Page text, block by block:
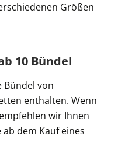
Größen
10 Bündel
Bündel von
enthalten. Wenn
wir Ihnen
dem Kauf eines